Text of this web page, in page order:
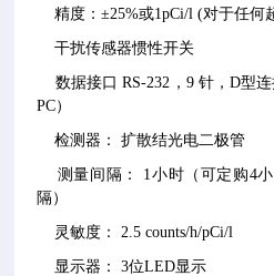
精度：±25%或1pCi/l (对于任何
干扰传感器惯性开关
数据接口 RS-232，9 针，D型
PC）
检测器： 扩散结光电二极管
测量间隔： 1小时（可定购4小
隔）
灵敏度： 2.5 counts/h/pCi/l
显示器： 3位LED显示